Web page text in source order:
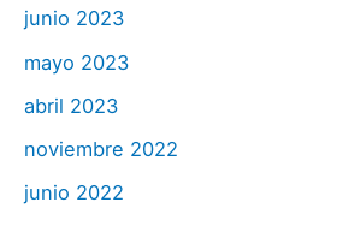
junio 2023
mayo 2023
abril 2023
noviembre 2022
junio 2022